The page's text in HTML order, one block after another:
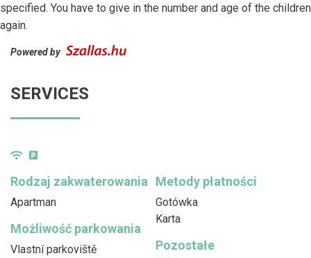
specified. You have to give in the number and age of the children
again.
Powered by
SERVICES
Rodzaj zakwaterowania
Apartman
Metody płatności
Gotówka
Karta
Możliwość parkowania
Vlastní parkoviště Pozostałe